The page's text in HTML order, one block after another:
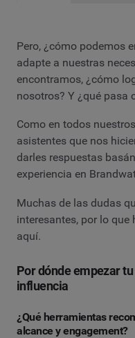
Pero, ¿cómo podemos
adapte a nuestras
encontramos, ¿cómo
nosotros? Y ¿qué pasa
Como en todos
asistentes que nos
darles respuestas
experiencia en
Muchas de las dudas
interesantes, por lo
aquí.
Por dónde empezar
influencia
¿Qué herramientas
alcance y engagement?